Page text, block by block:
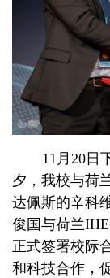
11月20日
夕，我校与荷
达佩斯的辛科
俊国与荷兰
正式签署校际
和科技合作，